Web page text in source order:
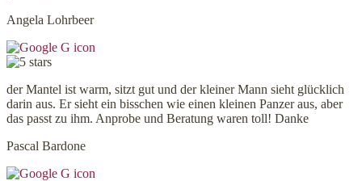
Angela Lohrbeer
der Mantel ist warm, sitzt gut und der kleiner Mann sieht glücklich
darin aus. Er sieht ein bisschen wie einen kleinen Panzer aus, aber
das passt zu ihm. Anprobe und Beratung waren toll! Danke
Pascal Bardone